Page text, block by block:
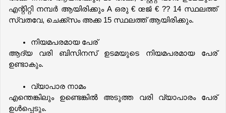
എന്റിറ്റി നമ്പർ ആയിരിക്കും A ഒരു € œജ̂ € ?? 14 സ്ഥലത്ത്
സ്വതവേ, ചെക്ക്സം അക്ക 15 സ്ഥലത്ത് ആയിരിക്കും.
നിയമപരമായ പേര്
ആദ്യ വരി ബിസിനസ് ഉടമയുടെ നിയമപരമായ പേര്
ഉണ്ടാകും.
വ്യാപാര നാമം
എന്തെങ്കിലും ഉണ്ടെങ്കിൽ അടുത്ത വരി വ്യാപാരം പേര്
ഉൾപ്പെടും.